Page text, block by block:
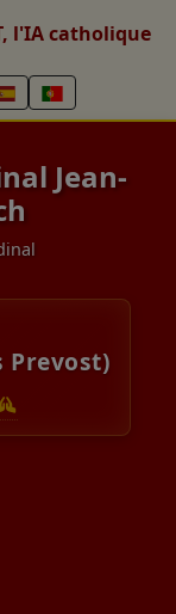
l'IA catholique
Jean-
Prevost)